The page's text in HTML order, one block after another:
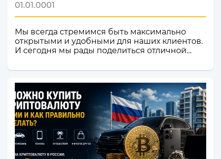
01.01.0001
Мы всегда стремимся быть максимально
открытыми и удобными для наших клиентов.
И сегодня мы рады поделиться отличной
валют и криптовалют CosmoChanger
официально добавлен в листинг
мониторинга обменников
Monik.exchange.Что это значит для вас?
Только плюсы! Мы делаем всё, чтобы каждый
ваш обмен был быстрым, безопасным и
комфортным.Почему это важное событие?
Попадание в список надежных платформ на
Monik.exchange — это знак каче...